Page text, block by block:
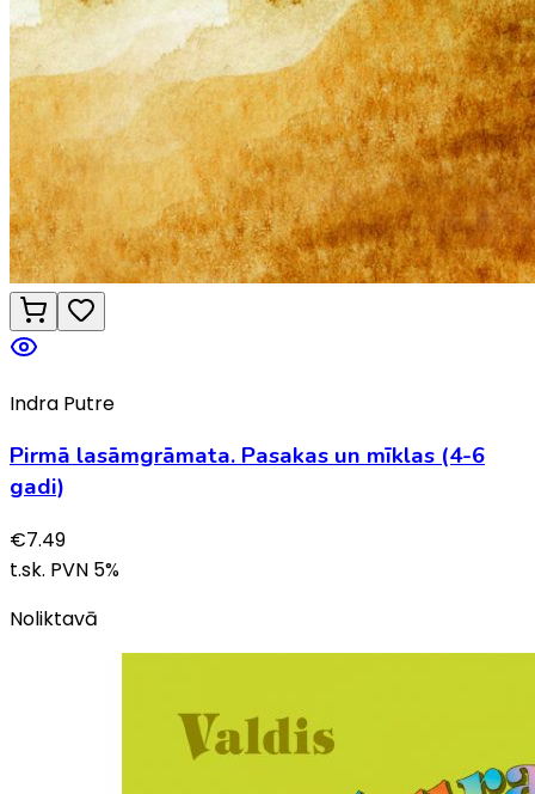
Indra Putre
Pirmā lasāmgrāmata. Pasakas un mīklas (4-6
gadi)
€7.49
t.sk. PVN 5%
Noliktavā